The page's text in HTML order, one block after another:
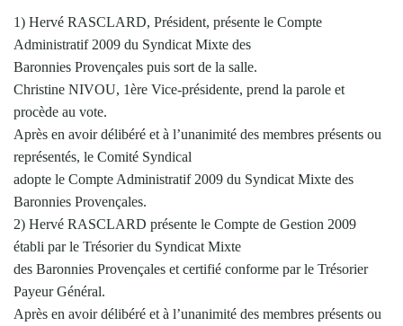
1) Hervé RASCLARD, Président, présente le Compte
Administratif 2009 du Syndicat Mixte des
Baronnies Provençales puis sort de la salle.
Christine NIVOU, 1ère Vice-présidente, prend la parole et
procède au vote.
Après en avoir délibéré et à l’unanimité des membres présents ou
représentés, le Comité Syndical
adopte le Compte Administratif 2009 du Syndicat Mixte des
Baronnies Provençales.
2) Hervé RASCLARD présente le Compte de Gestion 2009
établi par le Trésorier du Syndicat Mixte
des Baronnies Provençales et certifié conforme par le Trésorier
Payeur Général.
Après en avoir délibéré et à l’unanimité des membres présents ou